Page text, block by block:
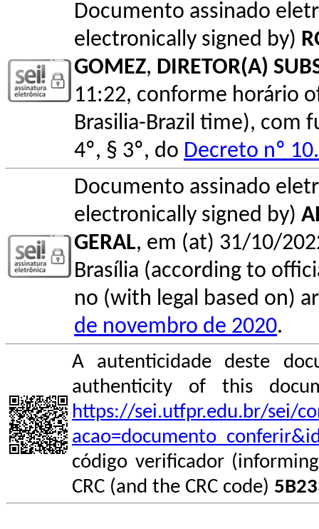
Documento assinado
electronically signed by)
GOMEZ, DIRETOR(A)
11:22, conforme horário
Brasilia-Brazil time), com
4º, § 3º, do Decreto nº
Documento assinado
electronically signed by)
GERAL, em (at) 31/10/
Brasília (according to
no (with legal based on)
de novembro de 2020.
A autenticidade deste
authenticity of this
https://sei.utfpr.edu.br/sei/
código verificador
CRC (and the CRC code)